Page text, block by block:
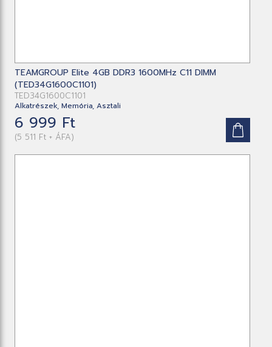
TEAMGROUP Elite 4GB DDR3 1600MHz C11 DIMM
(TED34G1600C1101)
TED34G1600C1101
Alkatrészek, Memória, Asztali
6 999 Ft
(5 511 Ft + ÁFA)